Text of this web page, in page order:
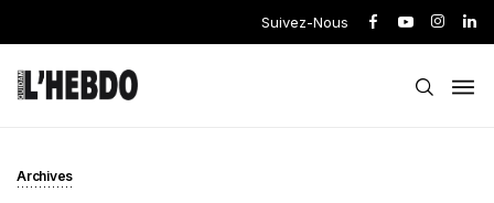
Suivez-Nous
Archives